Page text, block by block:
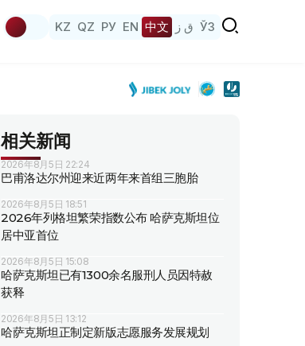
KZ QZ РУ EN 中文 ق ز ЎЗ
相关新闻
2026年8月5日 22:24
巴甫洛达尔州迎来近两年来首组三胞胎
2026年8月5日 18:51
2026年列格坦繁荣指数公布 哈萨克斯坦位
居中亚首位
2026年8月5日 15:08
哈萨克斯坦已有1300余名服刑人员因特赦
获释
2026年8月5日 13:12
哈萨克斯坦正制定新版志愿服务发展规划